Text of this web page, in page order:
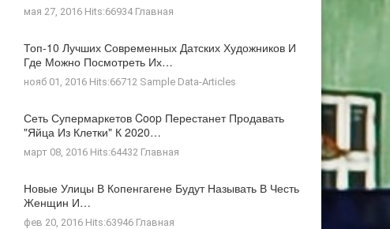
мая 27, 2016 Hits:66934 Главная
Топ-10 Лучших Современных Датских Художников И
Где Можно Посмотреть Их…
нояб 01, 2016 Hits:66712 Sample Data-Articles
Сеть Супермаркетов Coop Перестанет Продавать
"яйца Из Клетки" К 2020…
март 08, 2016 Hits:64432 Главная
Новые Улицы В Копенгагене Будут Называть В Честь
Женщин И…
фев 20, 2016 Hits:63946 Главная